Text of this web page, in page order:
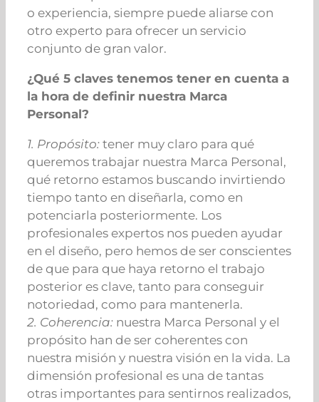
o experiencia, siempre puede aliarse con
otro experto para ofrecer un servicio
conjunto de gran valor.
¿Qué 5 claves tenemos tener en cuenta a
la hora de definir nuestra Marca
Personal?
1. Propósito: tener muy claro para qué
queremos trabajar nuestra Marca Personal,
qué retorno estamos buscando invirtiendo
tiempo tanto en diseñarla, como en
potenciarla posteriormente. Los
profesionales expertos nos pueden ayudar
en el diseño, pero hemos de ser conscientes
de que para que haya retorno el trabajo
posterior es clave, tanto para conseguir
notoriedad, como para mantenerla.
2. Coherencia: nuestra Marca Personal y el
propósito han de ser coherentes con
nuestra misión y nuestra visión en la vida. La
dimensión profesional es una de tantas
otras importantes para sentirnos realizados,